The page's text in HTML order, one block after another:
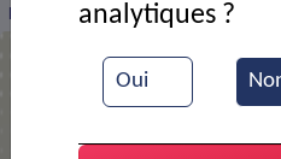
Rando VTT au profit du Téléthon
Oui
analytiques ?